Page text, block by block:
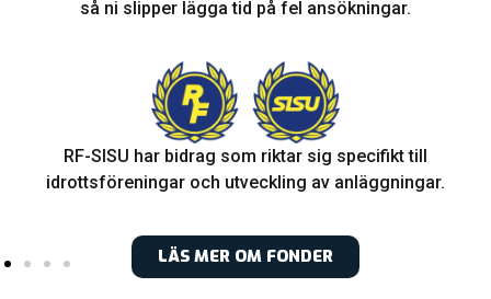
så ni slipper lägga tid på fel ansökningar.
RF-SISU har bidrag som riktar sig specifikt till
idrottsföreningar och utveckling av anläggningar.
LÄS MER OM FONDER